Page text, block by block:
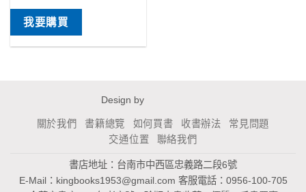
我要購買
Design by
關於我們 書籍總覽 如何買書 收書辦法
常見問題
交通位置
聯絡我們
書店地址：台南市中西區忠義路二段6號
E-Mail： kingbooks1953@gmail.com 客服電話：0956-100-705